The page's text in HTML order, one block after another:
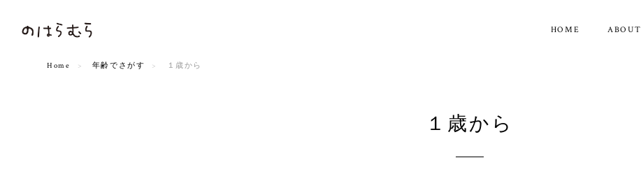
HOME ABOUT
Home 年齢でさがす １歳から
１歳から